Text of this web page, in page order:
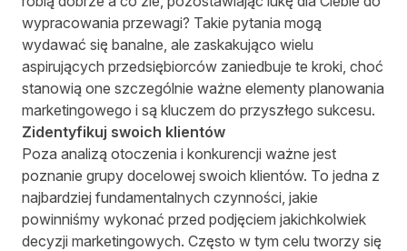
wypracowania przewagi? Takie pytania mogą
wydawać się banalne, ale zaskakująco wielu
aspirujących przedsiębiorców zaniedbuje te kroki, choć
stanowią one szczególnie ważne elementy planowania
marketingowego i są kluczem do przyszłego sukcesu.
Zidentyfikuj swoich klientów
Poza analizą otoczenia i konkurencji ważne jest
poznanie grupy docelowej swoich klientów. To jedna z
najbardziej fundamentalnych czynności, jakie
powinniśmy wykonać przed podjęciem jakichkolwiek
decyzji marketingowych. Często w tym celu tworzy się